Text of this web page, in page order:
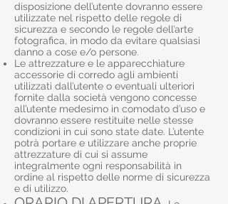
disposizione dell’utente dovranno essere
utilizzate nel rispetto delle regole di
sicurezza e secondo le regole dell’arte
fotografica, in modo da evitare qualsiasi
danno a cose e/o persone.
Le attrezzature e le apparecchiature
accessorie di corredo agli ambienti
utilizzati dall’utente o eventuali ulteriori
fornite dalla società vengono concesse
all’utente medesimo in comodato d’uso e
dovranno essere restituite nelle stesse
condizioni in cui sono state date. L’utente
potrà portare e utilizzare anche proprie
attrezzature di cui si assume
integralmente ogni responsabilità in
ordine al rispetto delle norme di sicurezza
e di utilizzo.